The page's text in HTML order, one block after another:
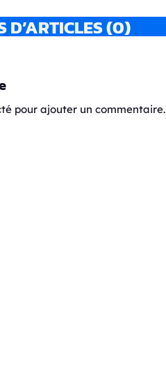
D’ARTICLES (0)
pour ajouter un commentaire.